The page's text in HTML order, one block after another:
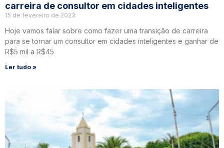
carreira de consultor em cidades inteligentes
15 de fevereiro de 2023
Hoje vamos falar sobre como fazer uma transição de carreira
para se tornar um consultor em cidades inteligentes e ganhar de
R$5 mil a R$45
Ler tudo »